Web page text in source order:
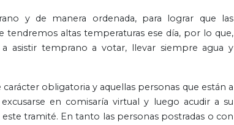
y de manera ordenada, para lograr que las
tendremos altas temperaturas ese día, por lo que,
asistir temprano a votar, llevar siempre agua y
obligatoria y aquellas personas que están a
en comisaría virtual y luego acudir a su
tramité. En tanto las personas postradas o con